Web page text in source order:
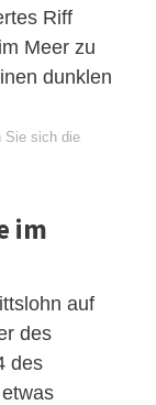
Riff
Meer zu
dunklen
Sie sich die
im
auf
des
des